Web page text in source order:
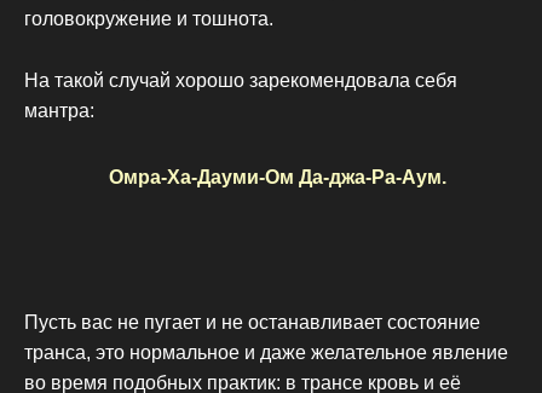
головокружение и тошнота.
На такой случай хорошо зарекомендовала себя
мантра:
Омра-Ха-Дауми-Ом Да-джа-Ра-Аум.
Пусть вас не пугает и не останавливает состояние
транса, это нормальное и даже желательное явление
во время подобных практик: в трансе кровь и её